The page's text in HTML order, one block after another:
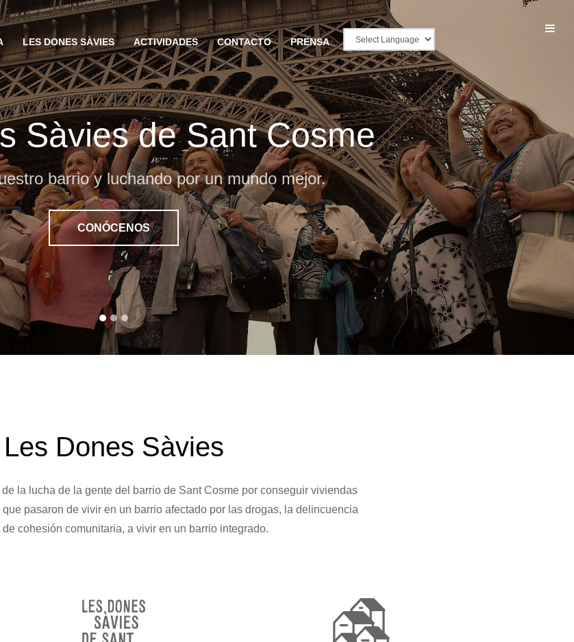
LES DONES SÀVIES ACTIVIDADES CONTACTO PRENSA
Sàvies de Sant Cosme
barrio y luchando por un mundo mejor.
CONÓCENOS
Les Dones Sàvies
la lucha de la gente del barrio de Sant Cosme por conseguir viviendas
pasaron de vivir en un barrio afectado por las drogas, la delincuencia
de cohesión comunitaria, a vivir en un barrio integrado.